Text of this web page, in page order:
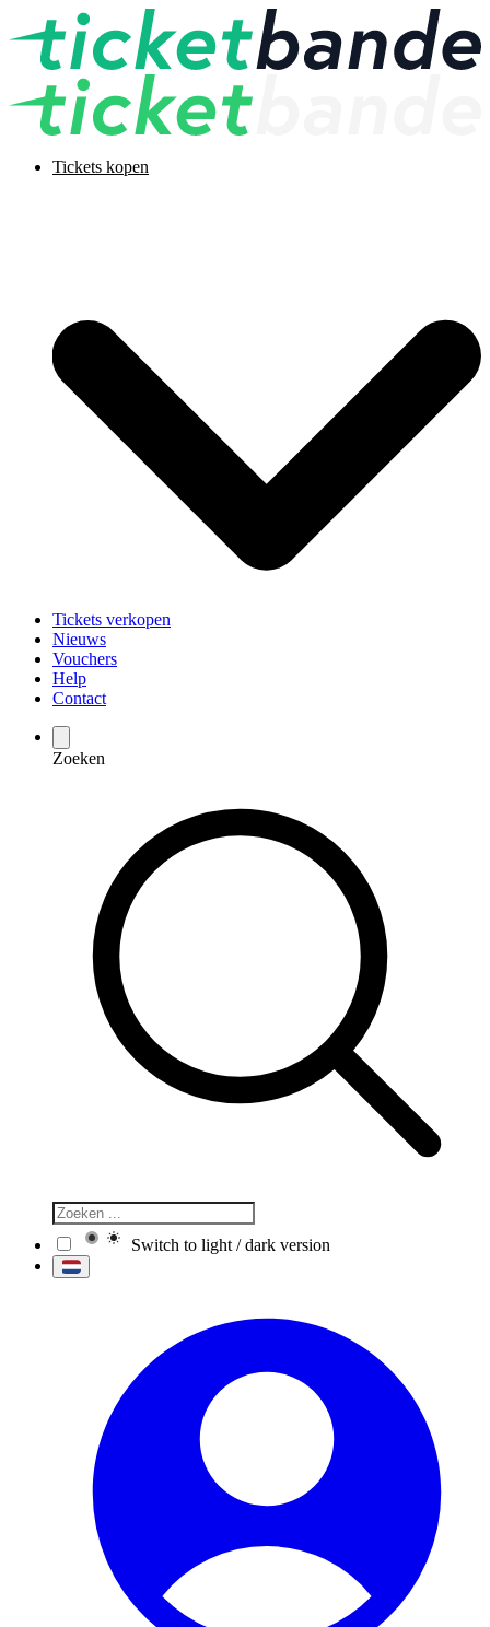
Tickets kopen
Tickets verkopen
Nieuws
Vouchers
Help
Contact
Zoeken
Switch to light / dark version